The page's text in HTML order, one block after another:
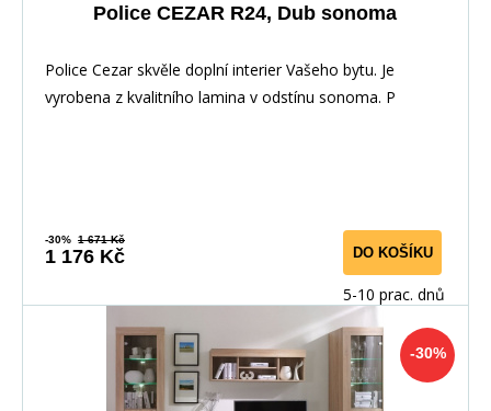
Police CEZAR R24, Dub sonoma
Police Cezar skvěle doplní interier Vašeho bytu. Je
vyrobena z kvalitního lamina v odstínu sonoma. P
-30% 1 671 Kč
1 176 Kč DO KOŠÍKU
5-10 prac. dnů
-30%